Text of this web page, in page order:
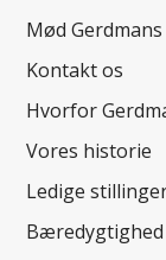
Mød Gerdmans
Kontakt os
Hvorfor
Vores historie
Ledige
Bæredygtighed